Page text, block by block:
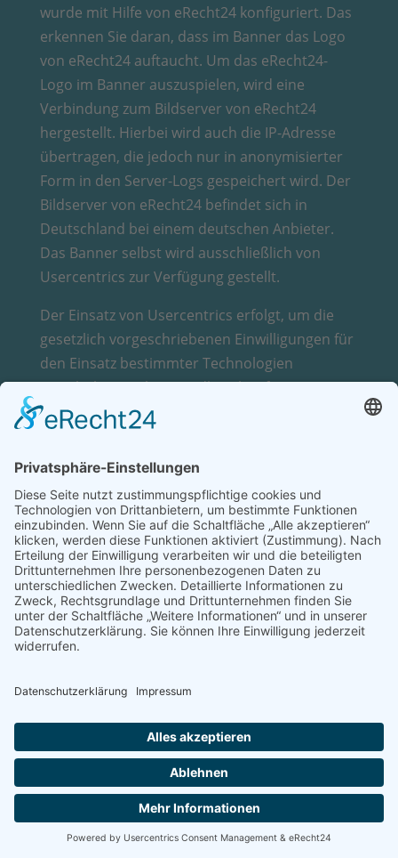
wurde mit Hilfe von eRecht24 konfiguriert. Das
erkennen Sie daran, dass im Banner das Logo
von eRecht24 auftaucht. Um das eRecht24-
Logo im Banner auszuspielen, wird eine
Verbindung zum Bildserver von eRecht24
hergestellt. Hierbei wird auch die IP-Adresse
übertragen, die jedoch nur in anonymisierter
Form in den Server-Logs gespeichert wird. Der
Bildserver von eRecht24 befindet sich in
Deutschland bei einem deutschen Anbieter.
Das Banner selbst wird ausschließlich von
Usercentrics zur Verfügung gestellt.
Der Einsatz von Usercentrics erfolgt, um die
gesetzlich vorgeschriebenen Einwilligungen für
den Einsatz bestimmter Technologien
einzuholen. Rechtsgrundlage hierfür ist Art. 6
Abs. 1 lit. cDSGVO
Wir haben einen Vertrag über
Auftragsverarbeitung (AVV) zur Nutzung des
oben genannten Dienstes geschlossen. Hierbei
handelt es sich um einen datenschutzrechtlich
vorgeschriebenen Vertrag, der gewährleistet,
dass dieser die personenbezogenen Daten
unserer Websitebesucher nur nach unseren
Weisungen und unter Einhaltung derDSGVO
Server-Log-Dateien
Der Provider der Seiten erhebt und speichert
automatisch Informationen in so genannten
Server-Log-Dateien, die Ihr Browser
automatisch an uns übermittelt. Dies sind:
Browsertyp und Browserversion